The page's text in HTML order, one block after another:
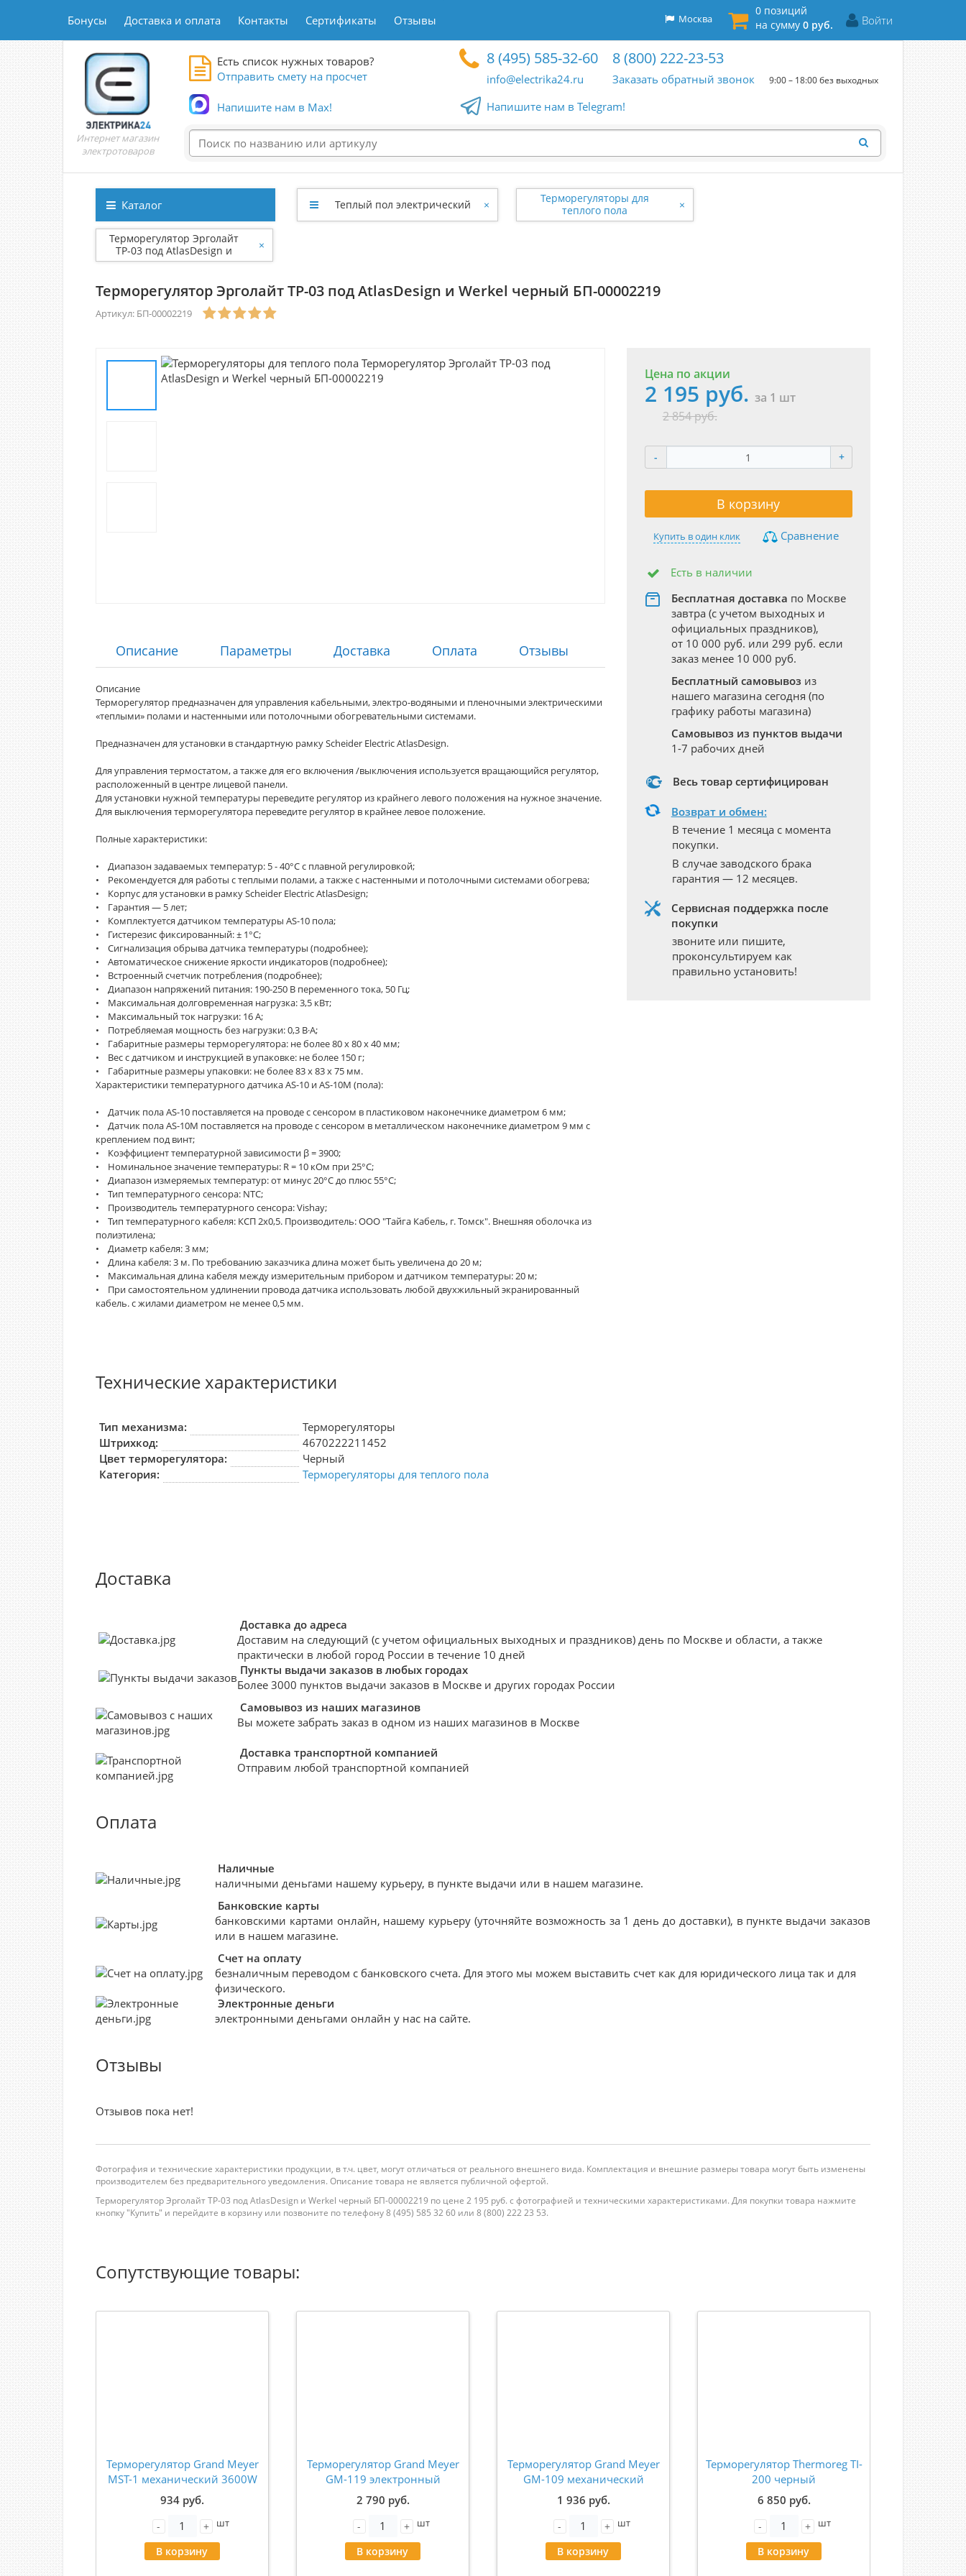
Бонусы Доставка и оплата Контакты Сертификаты Отзывы Войти
0 позиций
на сумму 0 руб.
Москва
Интернет магазин
электротоваров
Есть список нужных товаров?
Отправить смету на просчет
Напишите нам в Max!
8 (495) 585-32-60
info@electrika24.ru
8 (800) 222-23-53
Заказать обратный звонок 9:00 – 18:00 без выходных
Напишите нам в Telegram!
Каталог Теплый пол электрический ×
Терморегуляторы для
теплого пола
×
Терморегулятор Эрголайт
ТР-03 под AtlasDesign и
Werkel черный БП-00002219
×
Терморегулятор Эрголайт ТР-03 под AtlasDesign и Werkel черный БП-00002219
Артикул: БП-00002219
Цена по акции
2 195 руб. за 1 шт
2 854 руб.
- +
В корзину
Купить в один клик Сравнение
Есть в наличии
Бесплатная доставка по Москве
завтра (с учетом выходных и
официальных праздников),
от 10 000 руб. или 299 руб. если
заказ менее 10 000 руб.
Бесплатный самовывоз из
нашего магазина сегодня (по
графику работы магазина)
Самовывоз из пунктов выдачи
1-7 рабочих дней
Весь товар сертифицирован
Возврат и обмен:
В течение 1 месяца с момента
покупки.
В случае заводского брака
гарантия — 12 месяцев.
Сервисная поддержка после
покупки
звоните или пишите,
проконсультируем как
правильно установить!
Описание Параметры Доставка Оплата Отзывы
Описание
Терморегулятор предназначен для управления кабельными, электро-водяными и пленочными электрическими
«теплыми» полами и настенными или потолочными обогревательными системами.
Предназначен для установки в стандартную рамку Scheider Electric AtlasDesign.
Для управления термостатом, а также для его включения /выключения используется вращающийся регулятор,
расположенный в центре лицевой панели.
Для установки нужной температуры переведите регулятор из крайнего левого положения на нужное значение.
Для выключения терморегулятора переведите регулятор в крайнее левое положение.
Полные характеристики:
• Диапазон задаваемых температур: 5 - 40°С с плавной регулировкой;
• Рекомендуется для работы с теплыми полами, а также с настенными и потолочными системами обогрева;
• Корпус для установки в рамку Scheider Electric AtlasDesign;
• Гарантия — 5 лет;
• Комплектуется датчиком температуры AS-10 пола;
• Гистерезис фиксированный: ± 1°С;
• Сигнализация обрыва датчика температуры (подробнее);
• Автоматическое снижение яркости индикаторов (подробнее);
• Встроенный счетчик потребления (подробнее);
• Диапазон напряжений питания: 190-250 В переменного тока, 50 Гц;
• Максимальная долговременная нагрузка: 3,5 кВт;
• Максимальный ток нагрузки: 16 А;
• Потребляемая мощность без нагрузки: 0,3 В·А;
• Габаритные размеры терморегулятора: не более 80 х 80 х 40 мм;
• Вес с датчиком и инструкцией в упаковке: не более 150 г;
• Габаритные размеры упаковки: не более 83 х 83 х 75 мм.
Характеристики температурного датчика AS-10 и AS-10M (пола):
• Датчик пола AS-10 поставляется на проводе с сенсором в пластиковом наконечнике диаметром 6 мм;
• Датчик пола AS-10M поставляется на проводе с сенсором в металлическом наконечнике диаметром 9 мм с
креплением под винт;
• Коэффициент температурной зависимости β = 3900;
• Номинальное значение температуры: R = 10 кОм при 25°С;
• Диапазон измеряемых температур: от минус 20°С до плюс 55°С;
• Тип температурного сенсора: NTC;
• Производитель температурного сенсора: Vishay;
• Тип температурного кабеля: КСП 2х0,5. Производитель: ООО "Тайга Кабель, г. Томск". Внешняя оболочка из
полиэтилена;
• Диаметр кабеля: 3 мм;
• Длина кабеля: 3 м. По требованию заказчика длина может быть увеличена до 20 м;
• Максимальная длина кабеля между измерительным прибором и датчиком температуры: 20 м;
• При самостоятельном удлинении провода датчика использовать любой двухжильный экранированный
кабель. с жилами диаметром не менее 0,5 мм.
Технические характеристики
Тип механизма:
Терморегуляторы
Штрихкод:
4670222211452
Цвет терморегулятора:
Черный
Категория:
Терморегуляторы для теплого пола
Доставка
Доставка до адреса
Доставим на следующий (с учетом официальных выходных и праздников) день по Москве и области, а также
практически в любой город России в течение 10 дней
Пункты выдачи заказов в любых городах
Более 3000 пунктов выдачи заказов в Москве и других городах России
Самовывоз из наших магазинов
Вы можете забрать заказ в одном из наших магазинов в Москве
Доставка транспортной компанией
Отправим любой транспортной компанией
Оплата
Наличные
наличными деньгами нашему курьеру, в пункте выдачи или в нашем магазине.
Банковские карты
банковскими картами онлайн, нашему курьеру (уточняйте возможность за 1 день до доставки), в пункте выдачи заказов
или в нашем магазине.
Счет на оплату
безналичным переводом с банковского счета. Для этого мы можем выставить счет как для юридического лица так и для
физического.
Электронные деньги
электронными деньгами онлайн у нас на сайте.
Отзывы
Отзывов пока нет!
Фотография и технические характеристики продукции, в т.ч. цвет, могут отличаться от реального внешнего вида. Комплектация и внешние размеры товара могут быть изменены
производителем без предварительного уведомления. Описание товара не является публичной офертой.
Терморегулятор Эрголайт ТР-03 под AtlasDesign и Werkel черный БП-00002219 по цене 2 195 руб. с фотографией и техническими характеристиками. Для покупки товара нажмите
кнопку "Купить" и перейдите в корзину или позвоните по телефону 8 (495) 585 32 60 или 8 (800) 222 23 53.
Сопутствующие товары:
Терморегулятор Grand Meyer
MST-1 механический 3600W
бежевый
934 руб.
- + шт
В корзину
Терморегулятор Grand Meyer
GM-119 электронный
программируемый 3600W
бежевый
2 790 руб.
- + шт
В корзину
Терморегулятор Grand Meyer
GM-109 механический
3600W белый
1 936 руб.
- + шт
В корзину
Терморегулятор Thermoreg TI-
200 черный
6 850 руб.
- + шт
В корзину